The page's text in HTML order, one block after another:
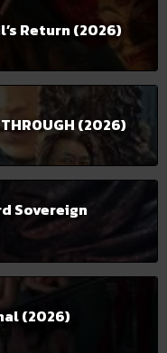
Return (2026)
(2026)
Sovereign
(2026)